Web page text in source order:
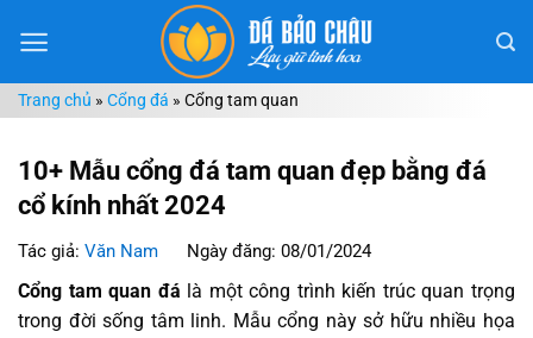
đến
dungTrang chủ » Cổng đá » Cổng tam quan
10+ Mẫu cổng đá tam quan đẹp bằng đá
cổ kính nhất 2024
Tác giả: Văn Nam Ngày đăng: 08/01/2024
Cổng tam quan đá là một công trình kiến trúc quan trọng
trong đời sống tâm linh. Mẫu cổng này sở hữu nhiều họa